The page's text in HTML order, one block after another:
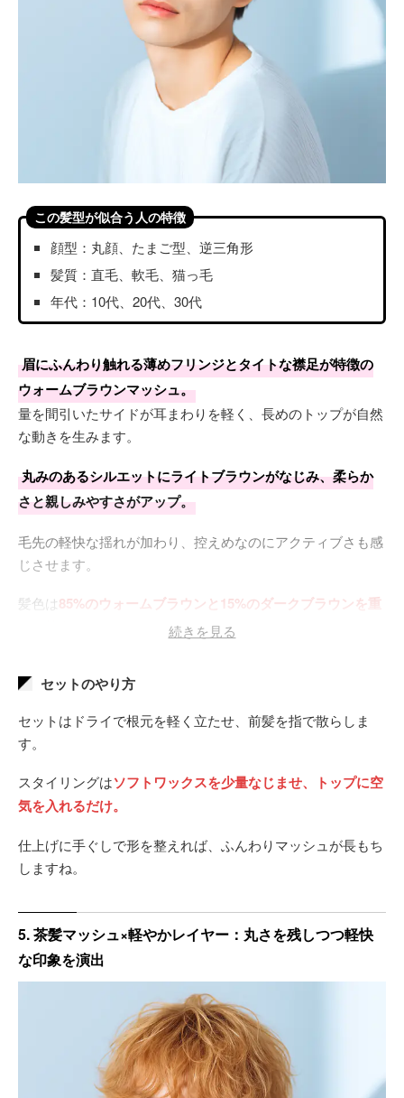
この髪型が似合う人の特徴
顔型：丸顔、たまご型、逆三角形
髪質：直毛、軟毛、猫っ毛
年代：10代、20代、30代
眉にふんわり触れる薄めフリンジとタイトな襟足が特徴の
ウォームブラウンマッシュ。
量を間引いたサイドが耳まわりを軽く、長めのトップが自然
な動きを生みます。
丸みのあるシルエットにライトブラウンがなじみ、柔らか
さと親しみやすさがアップ。
毛先の軽快な揺れが加わり、控えめなのにアクティブさも感
じさせます。
髪色は85%のウォームブラウンと15%のダークブラウンを重
なし。
退色が進むとほんのり赤みが深まり味わいが増します。
続きを見る
セットのやり方
セットはドライで根元を軽く立たせ、前髪を指で散らしま
す。
スタイリングはソフトワックスを少量なじませ、トップに空
気を入れるだけ。
仕上げに手ぐしで形を整えれば、ふんわりマッシュが長もち
しますね。
5. 茶髪マッシュ×軽やかレイヤー：丸さを残しつつ軽快
な印象を演出